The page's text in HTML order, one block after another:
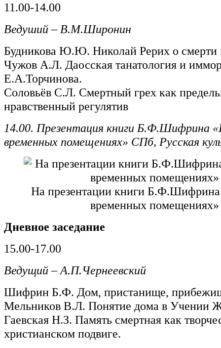
11.00-14.00
Ведуший – В.М.Широнин
Будникова Ю.Ю. Николай Рерих о смерти
Чужов А.Л. Даосская танатология и
Е.А.Торчинова.
Соловьёв С.Л. Смертный грех как
нравственный регулятив
14.00. Презентация книги Б.Ф.Шифрина
временных помещениях» СПб, Русская
На презентации книги Б.Ф.Шифрина
временных помещениях»
Дневное заседание
15.00-17.00
Ведущий – А.П.Чернеевский
Шифрин Б.Ф. Дом, пристанище,
Мельников В.Л. Понятие дома в Учении
Гаевская Н.З. Память смертная как
христианском подвиге.